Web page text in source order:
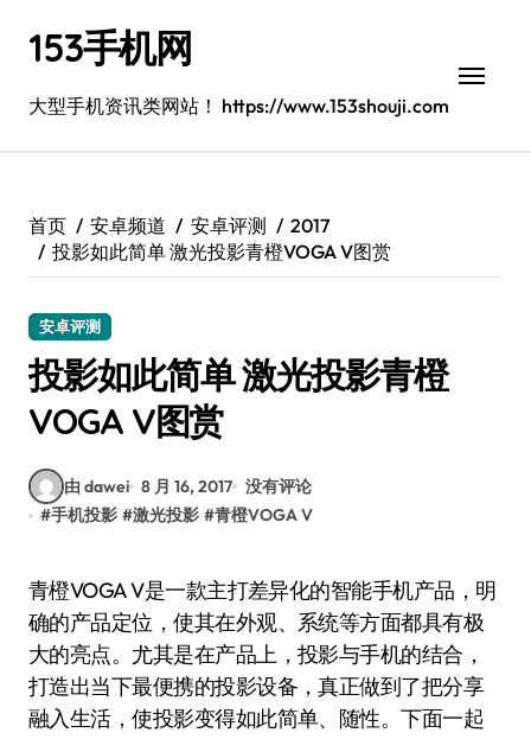
153手机网
大型手机资讯类网站！ https://www.153shouji.com
首页 安卓频道 安卓评测
2017
投影如此简单 激光投影青橙VOGA V图赏
安卓评测
投影如此简单 激光投影青橙
VOGA V图赏
由 dawei 8 月 16, 2017 没有评论
#手机投影 #激光投影 #青橙VOGA V
青橙VOGA V是一款主打差异化的智能手机产品，明
确的产品定位，使其在外观、系统等方面都具有极
大的亮点。尤其是在产品上，投影与手机的结合，
打造出当下最便携的投影设备，真正做到了把分享
融入生活，使投影变得如此简单、随性。下面一起